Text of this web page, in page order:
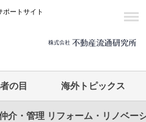
ポートサイト
の目 海外トピックス
介・管理 リフォーム・リノベー